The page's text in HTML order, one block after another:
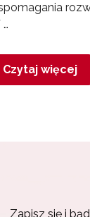
Czytaj więcej
Zapisz się i